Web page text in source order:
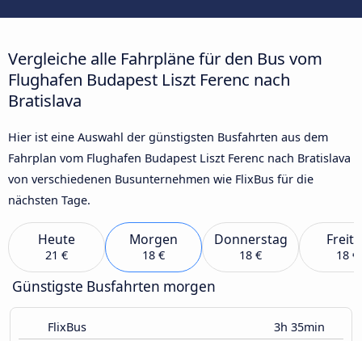
Vergleiche alle Fahrpläne für den Bus vom
Flughafen Budapest Liszt Ferenc nach
Bratislava
Hier ist eine Auswahl der günstigsten Busfahrten aus dem
Fahrplan vom Flughafen Budapest Liszt Ferenc nach Bratislava
von verschiedenen Busunternehmen wie FlixBus für die
nächsten Tage.
Heute
21 €
Morgen
18 €
Donnerstag
18 € 18 €
Günstigste Busfahrten morgen
FlixBus 3h 35min